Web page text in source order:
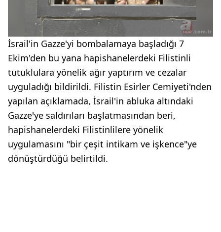
İsrail'in Gazze'yi bombalamaya başladığı 7
Ekim'den bu yana hapishanelerdeki Filistinli
tutuklulara yönelik ağır yaptırım ve cezalar
uyguladığı bildirildi. Filistin Esirler Cemiyeti'nden
yapılan açıklamada, İsrail'in abluka altındaki
Gazze'ye saldırıları başlatmasından beri,
hapishanelerdeki Filistinlilere yönelik
uygulamasını "bir çeşit intikam ve işkence"ye
dönüştürdüğü belirtildi.